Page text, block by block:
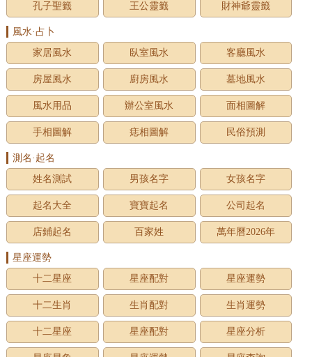
孔子聖籤 王公靈籤 財神爺靈籤
風水·占卜
家居風水
臥室風水 客廳風水
房屋風水 廚房風水 墓地風水
風水用品 辦公室風水 面相圖解
手相圖解 痣相圖解 民俗預測
測名·起名
姓名測試
男孩名字 女孩名字
起名大全 寶寶起名 公司起名
店鋪起名 百家姓 萬年曆2026年
星座運勢
十二星座
星座配對 星座運勢
十二生肖 生肖配對 生肖運勢
十二星座 星座配對 星座分析